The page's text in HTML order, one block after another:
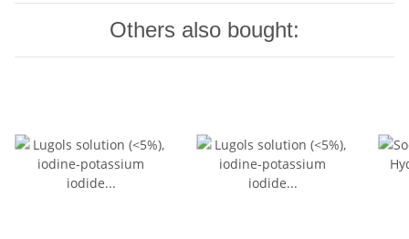
Others also bought: